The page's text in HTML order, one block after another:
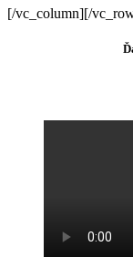
[/vc_column][/